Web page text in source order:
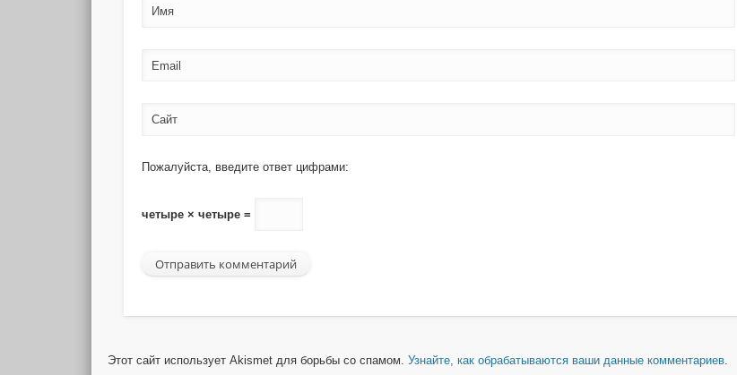
Имя
Email
Сайт
Пожалуйста, введите ответ цифрами:
четыре × четыре =
Этот сайт использует Akismet для борьбы со спамом.Узнайте, как обрабатываются ваши данные комментариев